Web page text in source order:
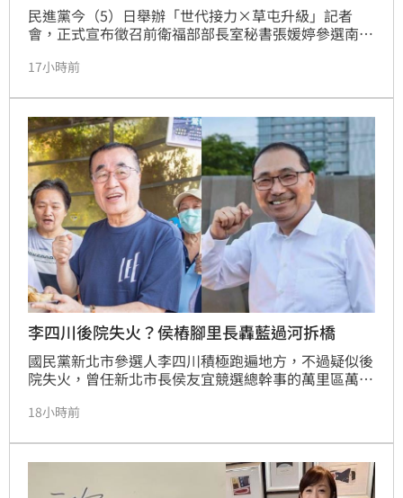
民進黨今（5）日舉辦「世代接力×草屯升級」記者
會，正式宣布徵召前衛福部部長室秘書張媛婷參選南投
媛婷提出幸福、安全、產業、治理及區域等五大升級藍
兩人皆是放棄北部穩定發展、秉持熱忱返鄉服務的青
年，非一時衝動，而是期盼深耕家鄉。温世政指出，隨
著越來越多具備專業的年輕世代願意投入地方建設，南
投將能有效面對少子化與高齡化挑戰。此次徵召象徵青
年接棒，盼透過中央歷練與在地深耕，為南投注入嶄新
活力，呼籲鄉親支持新世代力量，攜手推動草屯升級與
南投的長遠發展。
17小時前
李四川後院失火？侯樁腳里長轟藍過河拆橋
國民黨新北市參選人李四川積極跑遍地方，不過疑似後
院失火，曾任新北市長侯友宜競選總幹事的萬里區萬里
拼連任了」，爆料自己支持侯友宜、為了國民黨民眾服
派國民黨籍里長跟他競選，讓他直呼「這算過河拆橋
嗎？」，原本自己打算就此退選，但在地方長輩、志工
支持下，還是決定參選拚連任。
18小時前